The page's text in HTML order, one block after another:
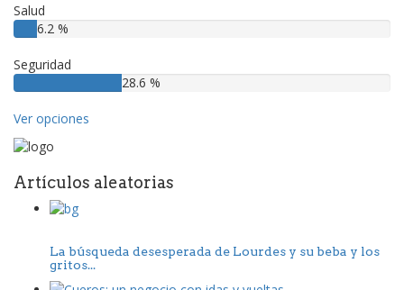
Salud
6.2 %
Seguridad
28.6 %
Ver opciones
Artículos aleatorias
La búsqueda desesperada de Lourdes y su beba y los
gritos...